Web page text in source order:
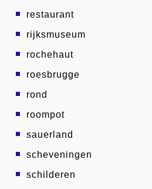
restaurant
rijksmuseum
rochehaut
roesbrugge
rond
roompot
sauerland
scheveningen
schilderen